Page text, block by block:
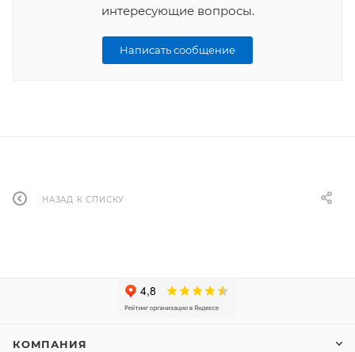
интересующие вопросы.
Написать сообщение
НАЗАД К СПИСКУ
КОМПАНИЯ